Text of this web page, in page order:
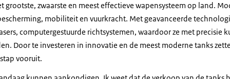
grootste, zwaarste en meest effectieve wapensysteem op land.
mobiliteit en vuurkracht. Met geavanceerde
computergestuurde richtsystemen, waardoor ze met precisie
Door te investeren in innovatie en de meest moderne tanks
vooruit.